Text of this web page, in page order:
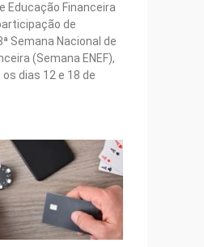
Educação Financeira
de
Semana Nacional de
(Semana ENEF),
dias 12 e 18 de